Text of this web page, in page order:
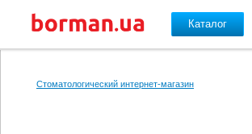
Каталог
Стоматологический интернет-магазин